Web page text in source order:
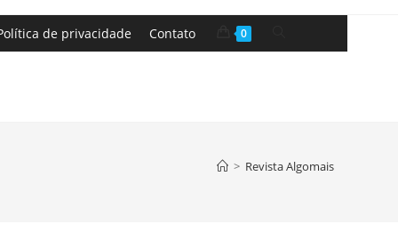
de privacidade Contato 0
> Revista Algomais